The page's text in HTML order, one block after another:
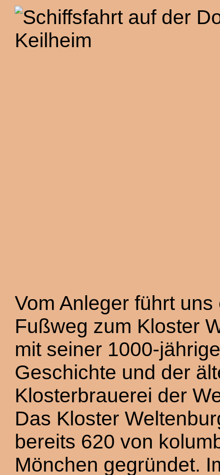
Vom Anleger führt
Fußweg zum Kloster
mit seiner 1000-
Geschichte und der
Klosterbrauerei der
Das Kloster
bereits 620 von
Mönchen gegründet.